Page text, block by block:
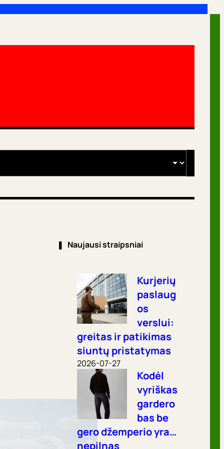
❚ Naujausi straipsniai
Kurjerių
paslaug
os
verslui:
greitas ir patikimas
siuntų pristatymas
2026-07-27
Kodėl
vyriškas
gardero
bas be
gero džemperio yra…
nepilnas